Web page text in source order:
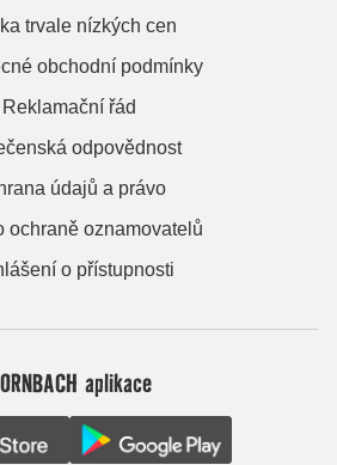
trvale nízkých cen
obchodní podmínky
Reklamační řád
odpovědnost
údajů a právo
ochraně oznamovatelů
o přístupnosti
aplikace